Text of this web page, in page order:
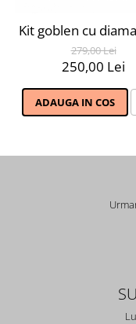
Kit goblen cu
279,00 Lei
250,00 Lei
ADAUGA IN COS